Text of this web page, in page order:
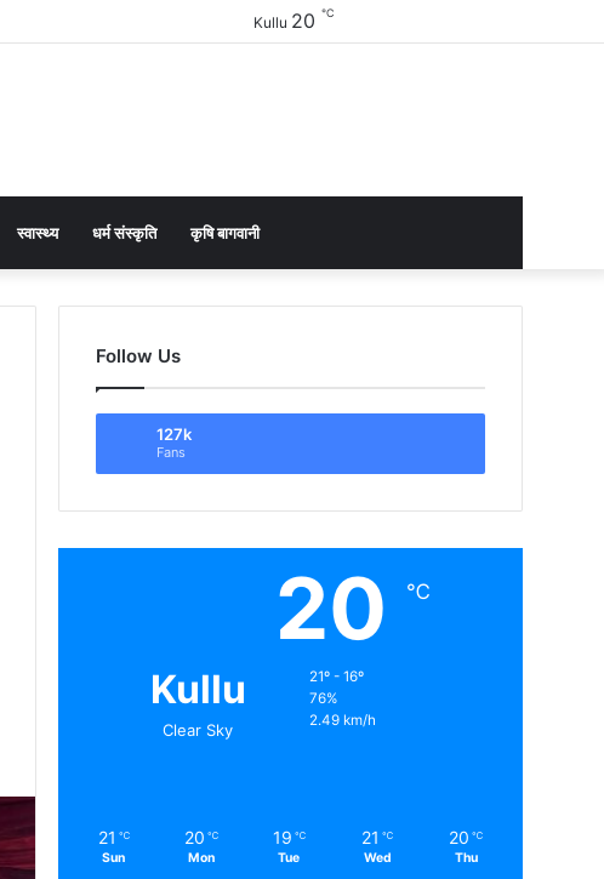
Kullu 20 ℃
स्वास्थ्य धर्म संस्कृति कृषि बागवानी
Follow Us
127k
Fans
Kullu
Clear Sky
20 ℃
21º - 16º
76%
2.49 km/h
21 ℃
Sun
20 ℃
Mon
19 ℃
Tue
21 ℃
Wed
20 ℃
Thu